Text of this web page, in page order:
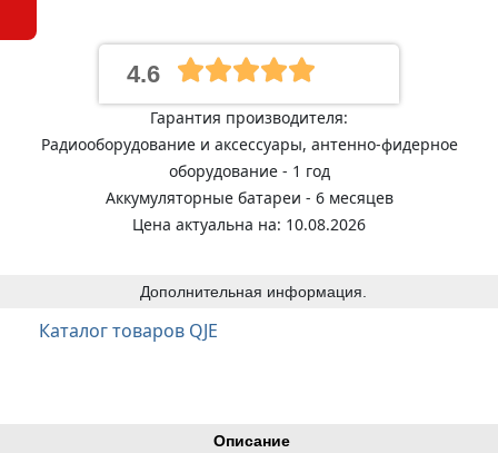
Описание
4.6
Гарантия производителя:
Радиооборудование и аксессуары, антенно-фидерное
оборудование - 1 год
Аккумуляторные батареи - 6 месяцев
Цена актуальна на: 10.08.2026
Дополнительная информация.
Каталог товаров QJE